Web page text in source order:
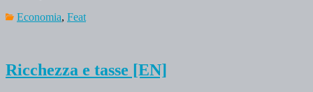
Economia, Feat
Ricchezza e tasse [EN]